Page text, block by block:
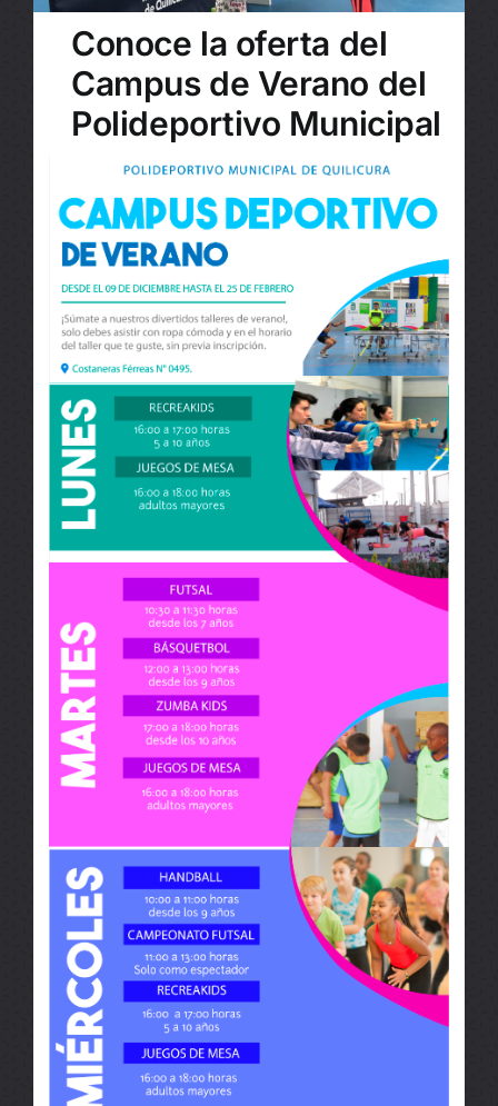
Conoce la oferta del
Campus de Verano del
Polideportivo Municipal